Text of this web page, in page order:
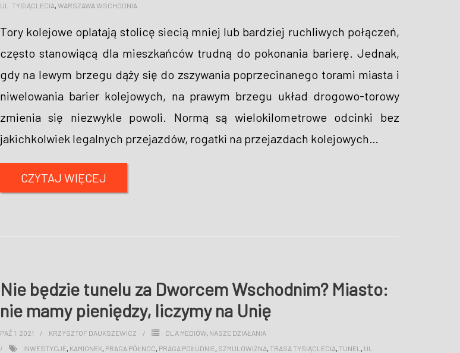
UL. TYSIĄCLECIA, WARSZAWA WSCHODNIA
Tory kolejowe oplatają stolicę siecią mniej lub bardziej ruchliwych połączeń,
często stanowiącą dla mieszkańców trudną do pokonania barierę. Jednak,
gdy na lewym brzegu dąży się do zszywania poprzecinanego torami miasta i
niwelowania barier kolejowych, na prawym brzegu układ drogowo-torowy
zmienia się niezwykle powoli. Normą są wielokilometrowe odcinki bez
jakichkolwiek legalnych przejazdów, rogatki na przejazdach kolejowych…
CZYTAJ WIĘCEJ
Nie będzie tunelu za Dworcem Wschodnim? Miasto:
nie mamy pieniędzy, liczymy na Unię
PAŹ 1, 2021 KRZYSZTOF DAUKSZEWICZ DLA MEDIÓW, NASZE DZIAŁANIA
INWESTYCJE, KAMIONEK, PRAGA PÓŁNOC, PRAGA POŁUDNIE, SZMULOWIZNA, TRASA TYSIĄCLECIA, TUNEL , UL.